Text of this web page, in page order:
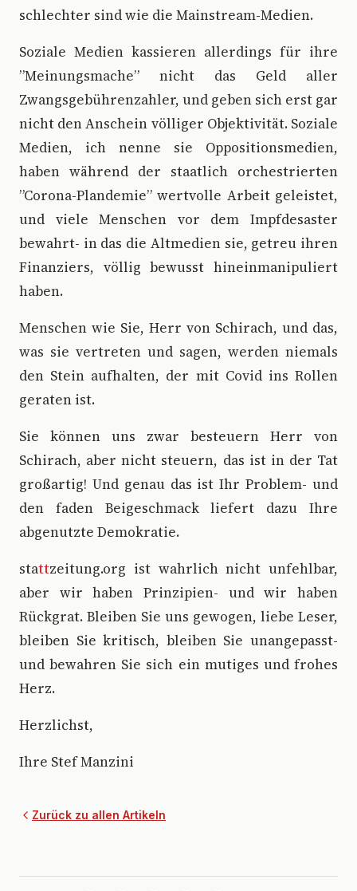
schlechter sind wie die Mainstream-Medien.
Soziale Medien kassieren allerdings für ihre
”Meinungsmache” nicht das Geld aller
Zwangsgebührenzahler, und geben sich erst gar
nicht den Anschein völliger Objektivität. Soziale
Medien, ich nenne sie Oppositionsmedien,
haben während der staatlich orchestrierten
”Corona-Plandemie” wertvolle Arbeit geleistet,
und viele Menschen vor dem Impfdesaster
bewahrt- in das die Altmedien sie, getreu ihren
Finanziers, völlig bewusst hineinmanipuliert
haben.
Menschen wie Sie, Herr von Schirach, und das,
was sie vertreten und sagen, werden niemals
den Stein aufhalten, der mit Covid ins Rollen
geraten ist.
Sie können uns zwar besteuern Herr von
Schirach, aber nicht steuern, das ist in der Tat
großartig! Und genau das ist Ihr Problem- und
den faden Beigeschmack liefert dazu Ihre
abgenutzte Demokratie.
stattzeitung.org ist wahrlich nicht unfehlbar,
aber wir haben Prinzipien- und wir haben
Rückgrat. Bleiben Sie uns gewogen, liebe Leser,
bleiben Sie kritisch, bleiben Sie unangepasst-
und bewahren Sie sich ein mutiges und frohes
Herz.
Herzlichst,
Ihre Stef Manzini
Zurück zu allen Artikeln